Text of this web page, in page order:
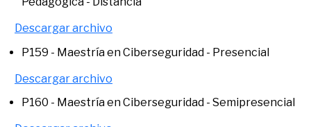
Descargar archivo
P159 - Maestría en Ciberseguridad - Presencial
Descargar archivo
P160 - Maestría en Ciberseguridad - Semipresencial